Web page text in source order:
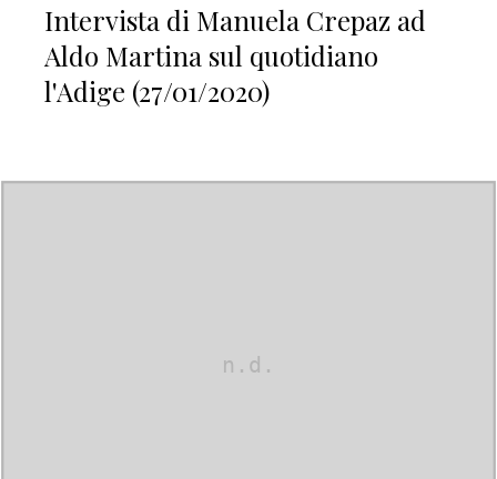
Intervista di Manuela Crepaz ad
Aldo Martina sul quotidiano
l'Adige (27/01/2020)